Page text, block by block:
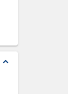
expand_less